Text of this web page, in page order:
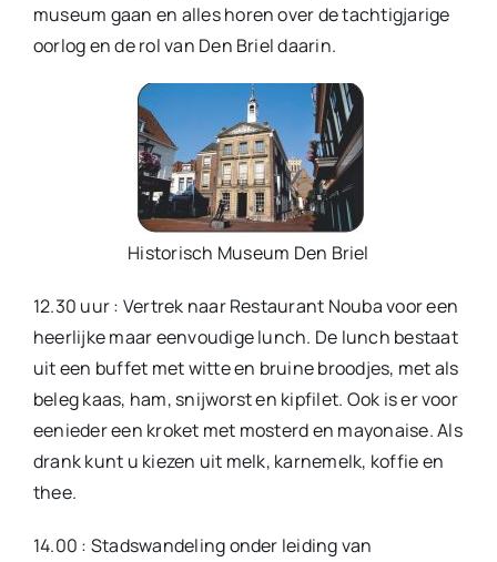
museum gaan en alles horen over de tachtigjarige
oorlog en de rol van Den Briel daarin.
Historisch Museum Den Briel
12.30 uur : Vertrek naar Restaurant Nouba voor een
heerlijke maar eenvoudige lunch. De lunch bestaat
uit een buffet met witte en bruine broodjes, met als
beleg kaas, ham, snijworst en kipfilet. Ook is er voor
eenieder een kroket met mosterd en mayonaise. Als
drank kunt u kiezen uit melk, karnemelk, koffie en
thee.
14.00 : Stadswandeling onder leiding van